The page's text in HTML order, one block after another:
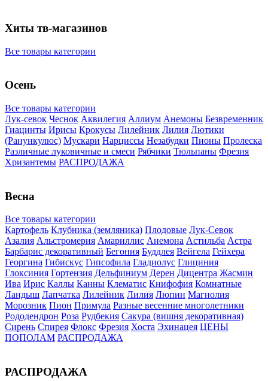
Хиты тв-магазинов
Все товары категории
Осень
Все товары категории
Лук-севок Чеснок Аквилегия Аллиум Анемоны Безвременник
Гиацинты Ирисы Крокусы Лилейник Лилия Лютики
(Ранункулюс) Мускари Нарцисcы Незабудки Пионы Пролеска
Различные луковичные и смеси Рябчики Тюльпаны Фрезия
Хризантемы РАСПРОДАЖА
Весна
Все товары категории
Картофель Клубника (земляника) Плодовые Лук-Севок
Азалия Альстромерия Амариллис Анемона Астильба Астра
Барбарис декоративный Бегония Буддлея Вейгела Гейхера
Георгина Гибискус Гипсофила Гладиолус Глициния
Глоксиния Гортензия Дельфиниум Дерен Дицентра Жасмин
Ива Ирис Каллы Канны Клематис Книфофия Комнатные
Ландыш Лапчатка Лилейник Лилия Люпин Магнолия
Морозник Пион Примула Разные весенние многолетники
Рододендрон Роза Рудбекия Сакура (вишня декоративная)
Сирень Спирея Флокс Фрезия Хоста Эхинацея ЦЕНЫ
ПОПОЛАМ РАСПРОДАЖА
РАСПРОДАЖА